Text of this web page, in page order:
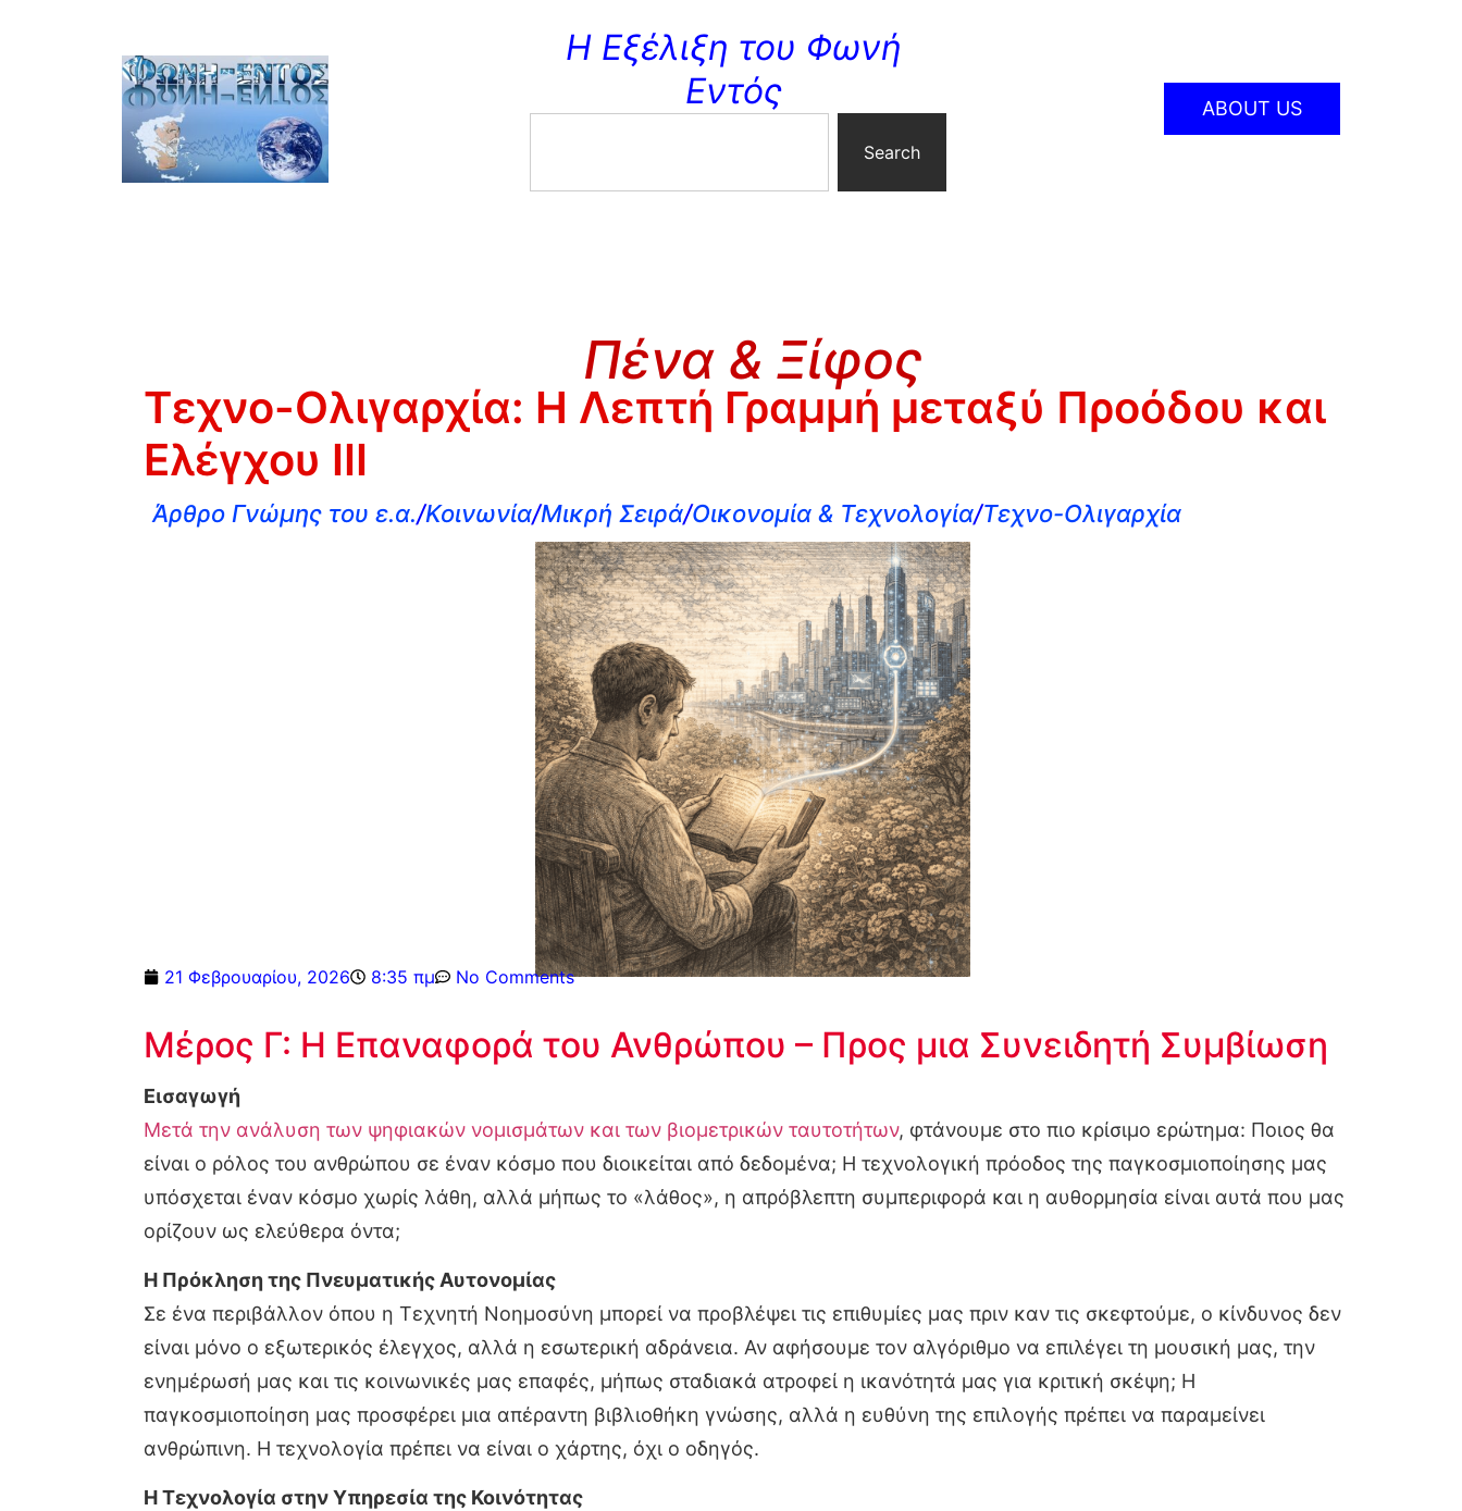
Η Εξέλιξη του Φωνή
Εντός
Search
ABOUT US
Πένα & Ξίφος
Τεχνο-Ολιγαρχία: Η Λεπτή Γραμμή μεταξύ Προόδου και
Ελέγχου III
Άρθρο Γνώμης του ε.α./Κοινωνία/Μικρή Σειρά/Οικονομία & Τεχνολογία/Τεχνο-Ολιγαρχία
21 Φεβρουαρίου, 2026 8:35 πμ No Comments
Μέρος Γ: Η Επαναφορά του Ανθρώπου – Προς μια Συνειδητή Συμβίωση
Εισαγωγή
Μετά την ανάλυση των ψηφιακών νομισμάτων και των βιομετρικών ταυτοτήτων, φτάνουμε στο πιο κρίσιμο ερώτημα: Ποιος θα
είναι ο ρόλος του ανθρώπου σε έναν κόσμο που διοικείται από δεδομένα; Η τεχνολογική πρόοδος της παγκοσμιοποίησης μας
υπόσχεται έναν κόσμο χωρίς λάθη, αλλά μήπως το «λάθος», η απρόβλεπτη συμπεριφορά και η αυθορμησία είναι αυτά που μας
ορίζουν ως ελεύθερα όντα;
Η Πρόκληση της Πνευματικής Αυτονομίας
Σε ένα περιβάλλον όπου η Τεχνητή Νοημοσύνη μπορεί να προβλέψει τις επιθυμίες μας πριν καν τις σκεφτούμε, ο κίνδυνος δεν
είναι μόνο ο εξωτερικός έλεγχος, αλλά η εσωτερική αδράνεια. Αν αφήσουμε τον αλγόριθμο να επιλέγει τη μουσική μας, την
ενημέρωσή μας και τις κοινωνικές μας επαφές, μήπως σταδιακά ατροφεί η ικανότητά μας για κριτική σκέψη; Η
παγκοσμιοποίηση μας προσφέρει μια απέραντη βιβλιοθήκη γνώσης, αλλά η ευθύνη της επιλογής πρέπει να παραμείνει
ανθρώπινη. Η τεχνολογία πρέπει να είναι ο χάρτης, όχι ο οδηγός.
Η Τεχνολογία στην Υπηρεσία της Κοινότητας